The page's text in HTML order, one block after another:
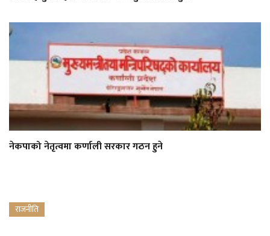
नेकपाको नेतृत्वमा कर्णाली सरकार गठन हुने
राजनीति